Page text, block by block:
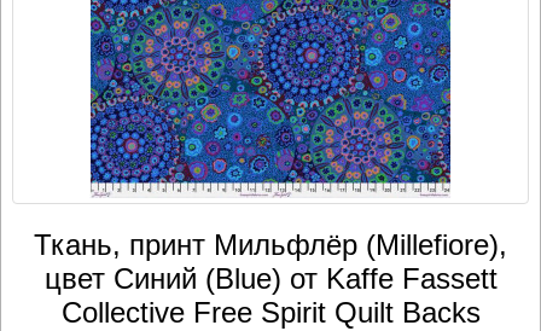
Ткань, принт Мильфлёр (Millefiore),
цвет Синий (Blue) от Kaffe Fassett
Collective Free Spirit Quilt Backs